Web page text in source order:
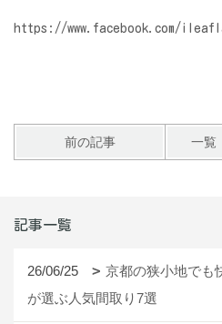
https://www.facebook.com/
前の記事 一覧
記事一覧
26/06/25
京都の狭小地でも
が選ぶ人気間取り7選